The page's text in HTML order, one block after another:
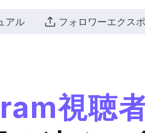
アル フォロワーエクス
視聴